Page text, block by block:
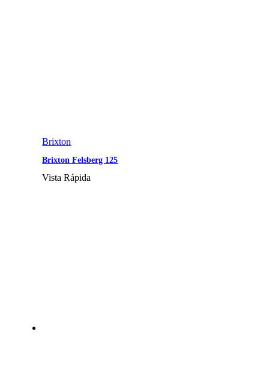
Brixton
Brixton Felsberg 125
Vista Rápida